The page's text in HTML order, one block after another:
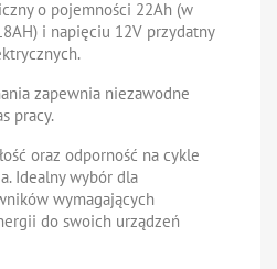
o pojemności 22Ah (w
i napięciu 12V przydatny
zapewnia niezawodne
pracy.
oraz odporność na cykle
Idealny wybór dla
wymagających
do swoich urządzeń